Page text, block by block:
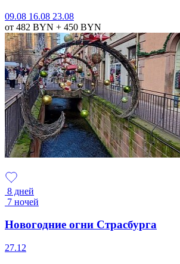
09.08 16.08 23.08
от 482 BYN + 450 BYN
8 дней
7 ночей
Новогодние огни Страсбурга
27.12